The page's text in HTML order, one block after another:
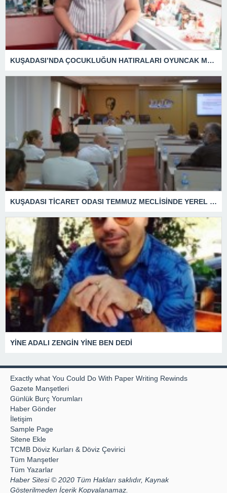
KUŞADASI’NDA ÇOCUKLUĞUN HATIRALARI OYUNCAK MÜZESİNDE HAYAT BULACAK
KUŞADASI TİCARET ODASI TEMMUZ MECLİSİNDE YEREL İŞLETMELERE ANLAMLI DESTEK
YİNE ADALI ZENGİN YİNE BEN DEDİ
Exactly what You Could Do With Paper Writing Rewinds
Gazete Manşetleri
Günlük Burç Yorumları
Haber Gönder
İletişim
Sample Page
Sitene Ekle
TCMB Döviz Kurları & Döviz Çevirici
Tüm Manşetler
Tüm Yazarlar
Haber Sitesi © 2020 Tüm Hakları saklıdır, Kaynak
Gösterilmeden İçerik Kopyalanamaz.